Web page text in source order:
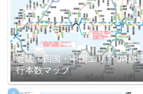
近畿・四国・中国エリア JR線
行本数マップ